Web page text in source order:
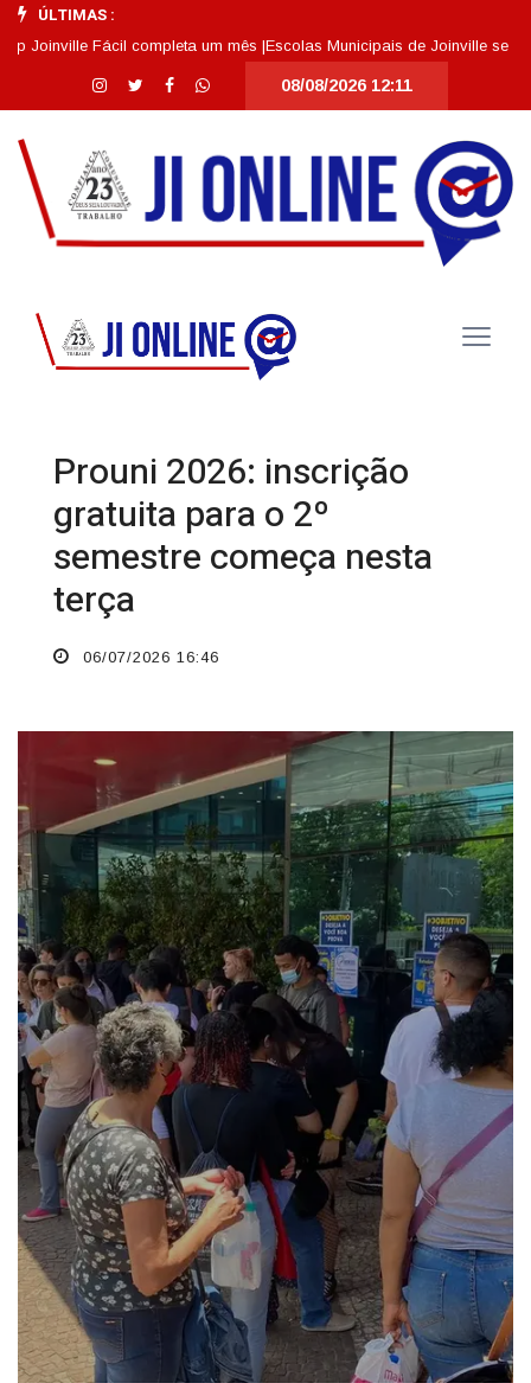
ÚLTIMAS :
Fácil completa um mês |Escolas Municipais de Joinville se
08/08/2026 12:11
Prouni 2026: inscrição
gratuita para o 2º
semestre começa nesta
terça
06/07/2026 16:46